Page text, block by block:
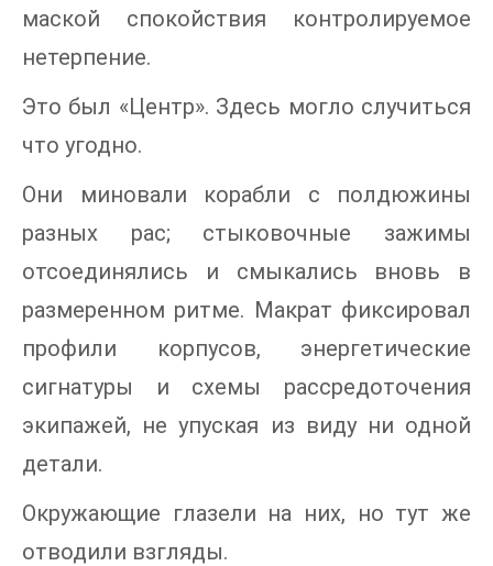
маской спокойствия контролируемое
нетерпение.
Это был «Центр». Здесь могло случиться
что угодно.
Они миновали корабли с полдюжины
разных рас; стыковочные зажимы
отсоединялись и смыкались вновь в
размеренном ритме. Макрат фиксировал
профили корпусов, энергетические
сигнатуры и схемы рассредоточения
экипажей, не упуская из виду ни одной
детали.
Окружающие глазели на них, но тут же
отводили взгляды.